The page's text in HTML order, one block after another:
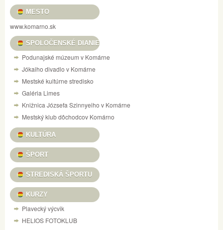
MESTO
www.komarno.sk
SPOLOČENSKÉ DIANIE
Podunajské múzeum v Komárne
Jókaiho divadlo v Komárne
Mestské kultúrne stredisko
Galéria Limes
Knižnica Józsefa Szinnyeiho v Komárne
Mestský klub dôchodcov Komárno
KULTÚRA
ŠPORT
STREDISKÁ ŠPORTU
KURZY
Plavecký výcvik
HELIOS FOTOKLUB